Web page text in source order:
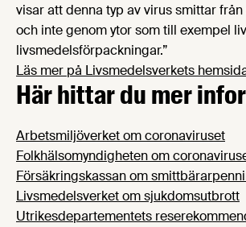
visar att denna typ av virus smittar
och inte genom ytor som till exempel
livsmedelsförpackningar.”
Läs mer på Livsmedelsverkets
Här hittar du mer
Arbetsmiljöverket om coronaviruset
Folkhälsomyndigheten om
Försäkringskassan om
Livsmedelsverket om sjukdomsutbrott
Utrikesdepartementets